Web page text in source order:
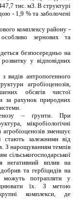
тис. м3. В структурі
- 1,9 % та заболочені
комплексу району -
особливо зернових та
безпосередньо на
у відповідних
видів антропогенного
агробіоценозів,
обсягів чистої
за рахунок природних
– ґрунти. При
мікробіологічні
зменшує
стають залежними від
З нарощуванням темпів
сільськогосподарської
негативний вплив на
та гербіцидів на
можуть потрапляти у
їх. З метою
комплекси, де